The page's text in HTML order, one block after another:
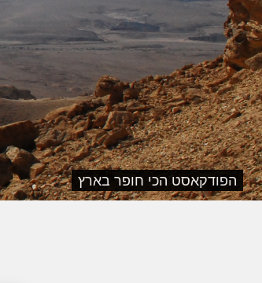
הפודקאסט הכי חופר בארץ